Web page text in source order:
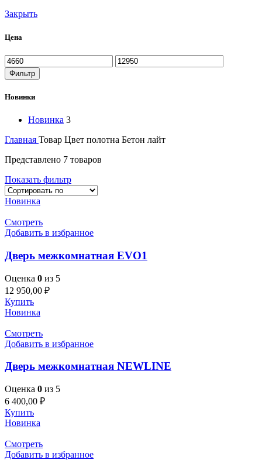
Закрыть
Цена
Минимальная
цена
Максимальная
цена
Фильтр
Новинки
Новинка 3
Главная Товар Цвет полотна Бетон лайт
Представлено 7 товаров
Показать фильтр
Новинка
Смотреть
Добавить в избранное
Дверь межкомнатная EVO1
Оценка 0 из 5
12 950,00 ₽
Купить
Новинка
Смотреть
Добавить в избранное
Дверь межкомнатная NEWLINE
Оценка 0 из 5
6 400,00 ₽
Купить
Новинка
Смотреть
Добавить в избранное